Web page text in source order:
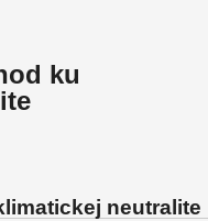
ku
neutralite